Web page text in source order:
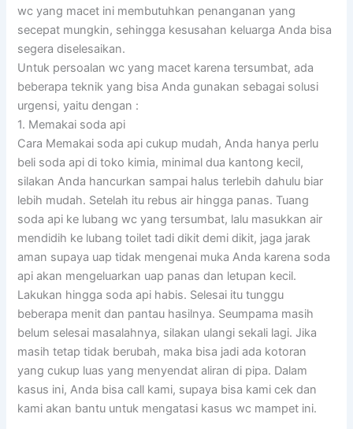
wc yang macet ini membutuhkan penanganan yang
secepat mungkin, sehingga kesusahan keluarga Anda bisa
segera diselesaikan.
Untuk persoalan wc yang macet karena tersumbat, ada
beberapa teknik yang bisa Anda gunakan sebagai solusi
urgensi, yaitu dengan :
1. Memakai soda api
Cara Memakai soda api cukup mudah, Anda hanya perlu
beli soda api di toko kimia, minimal dua kantong kecil,
silakan Anda hancurkan sampai halus terlebih dahulu biar
lebih mudah. Setelah itu rebus air hingga panas. Tuang
soda api ke lubang wc yang tersumbat, lalu masukkan air
mendidih ke lubang toilet tadi dikit demi dikit, jaga jarak
aman supaya uap tidak mengenai muka Anda karena soda
api akan mengeluarkan uap panas dan letupan kecil.
Lakukan hingga soda api habis. Selesai itu tunggu
beberapa menit dan pantau hasilnya. Seumpama masih
belum selesai masalahnya, silakan ulangi sekali lagi. Jika
masih tetap tidak berubah, maka bisa jadi ada kotoran
yang cukup luas yang menyendat aliran di pipa. Dalam
kasus ini, Anda bisa call kami, supaya bisa kami cek dan
kami akan bantu untuk mengatasi kasus wc mampet ini.